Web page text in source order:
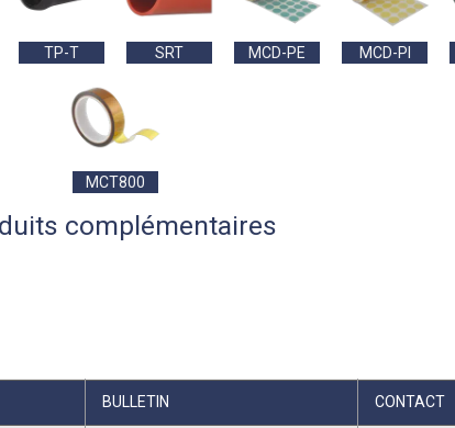
TP-T SRT MCD-PE MCD-PI
MCT800
complémentaires
BULLETIN CONTACT